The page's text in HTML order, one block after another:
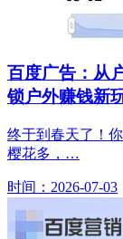
百度广告：从
锁户外赚钱新
终于到春天了！
樱花多，…
时间：2026-07-03